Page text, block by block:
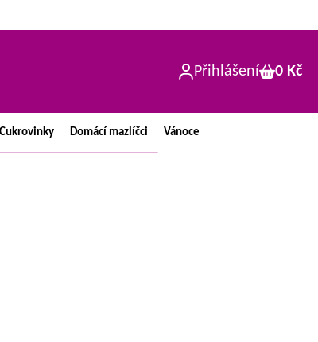
Přihlášení 0 Kč
Cukrovinky Domácí mazlíčci Vánoce